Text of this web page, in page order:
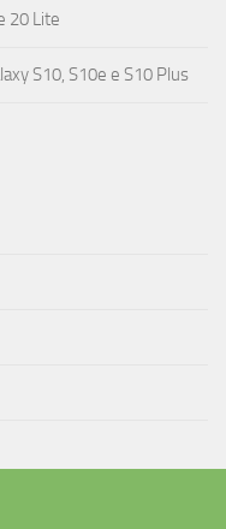
20 Lite
S10, S10e e S10 Plus